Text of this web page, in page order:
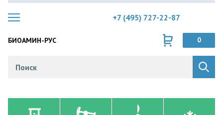
+7 (495) 727-22-87
БИОАМИН-РУС 0